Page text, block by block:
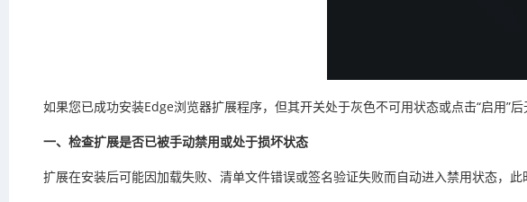
如果您已成功安装Edge浏览器扩展程序，但其开关处于灰色不可用状态或点击“启用”
一、检查扩展是否已被手动禁用或处于损坏状态
扩展在安装后可能因加载失败、清单文件错误或签名验证失败而自动进入禁用状态，此